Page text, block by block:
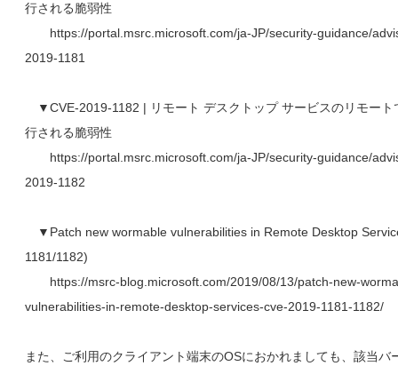
行される脆弱性
https://portal.msrc.microsoft.com/ja-JP/security-guidance/
2019-1181
▼CVE-2019-1182 | リモート デスクトップ サービスのリモート
行される脆弱性
https://portal.msrc.microsoft.com/ja-JP/security-guidance/
2019-1182
▼Patch new wormable vulnerabilities in Remote Desktop
1181/1182)
https://msrc-blog.microsoft.com/2019/08/13/patch-new-
vulnerabilities-in-remote-desktop-services-cve-2019-1181-1182/
また、ご利用のクライアント端末のOSにおかれましても、該当バ